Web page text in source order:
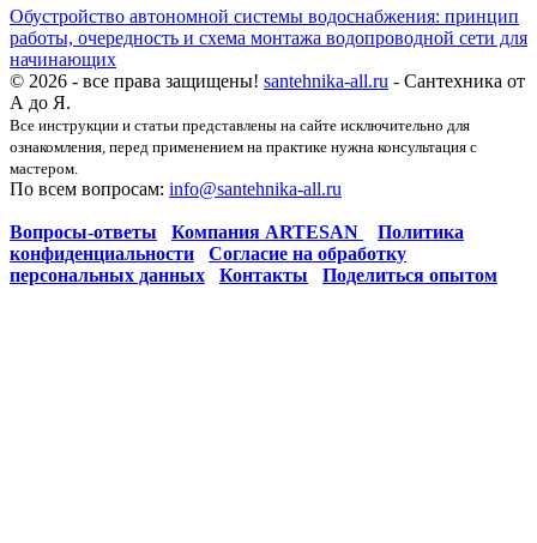
Обустройство автономной системы водоснабжения: принцип
работы, очередность и схема монтажа водопроводной сети для
начинающих
© 2026 - все права защищены! santehnika-all.ru - Сантехника от
А до Я.
Все инструкции и статьи представлены на сайте исключительно для
ознакомления, перед применением на практике нужна консультация с
мастером.
По всем вопросам: info@santehnika-all.ru
Вопросы-ответы Компания ARTESAN
Политика
конфиденциальности
Согласие на обработку
персональных данных
Контакты Поделиться опытом